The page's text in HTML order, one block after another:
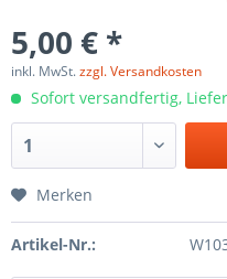
5,00 € *
inkl. MwSt.zzgl. Versandkosten
Sofort versandfertig,
Merken
Artikel-Nr.: